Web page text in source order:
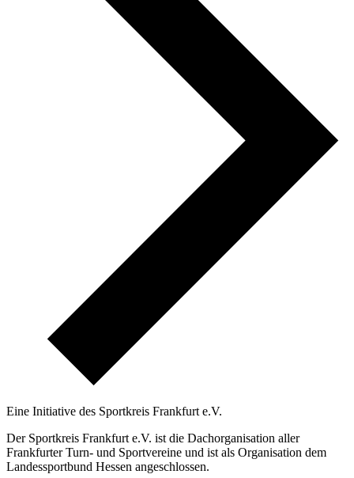
Eine Initiative des Sportkreis Frankfurt e.V.
Der Sportkreis Frankfurt e.V. ist die Dachorganisation aller
Frankfurter Turn- und Sportvereine und ist als Organisation dem
Landessportbund Hessen angeschlossen.